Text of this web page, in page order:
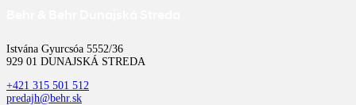
Istvána Gyurcsóa 5552/36
929 01 DUNAJSKÁ STREDA
+421 315 501 512
predajh@behr.sk